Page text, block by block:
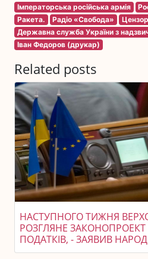
Імператорська російська армія
Ракета.
Радіо «Свобода»
Державна служба України з
Іван Федоров (друкар)
Related posts
НАСТУПНОГО ТИЖНЯ
РОЗГЛЯНЕ
ПОДАТКІВ, - ЗАЯВИВ